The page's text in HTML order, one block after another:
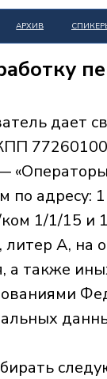
СПИКЕРЫ
дает
по адресу:
1/1/15 и
литер А, на
а также